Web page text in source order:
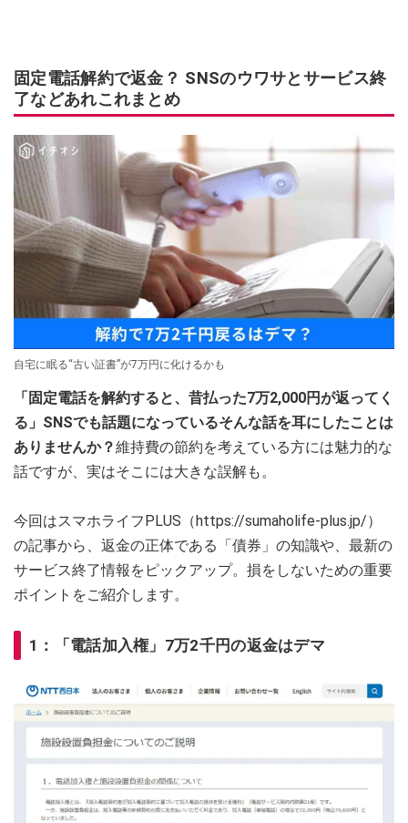
固定電話解約で返金？ SNSのウワサとサービス終
了などあれこれまとめ
自宅に眠る“古い証書”が7万円に化けるかも
「固定電話を解約すると、昔払った7万2,000円が返ってく
る」SNSでも話題になっているそんな話を耳にしたことは
ありませんか？維持費の節約を考えている方には魅力的な
話ですが、実はそこには大きな誤解も。
今回はスマホライフPLUS（https://sumaholife-plus.jp/）
の記事から、返金の正体である「債券」の知識や、最新の
サービス終了情報をピックアップ。損をしないための重要
ポイントをご紹介します。
1：「電話加入権」7万2千円の返金はデマ